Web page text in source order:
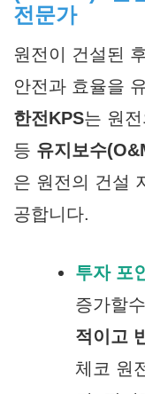
전문가
원전이 건설된
안전과 효율을
한전KPS는 원
등 유지보수
은 원전의 건설
공합니다.
투자 포
증가할
적이고
체코 원